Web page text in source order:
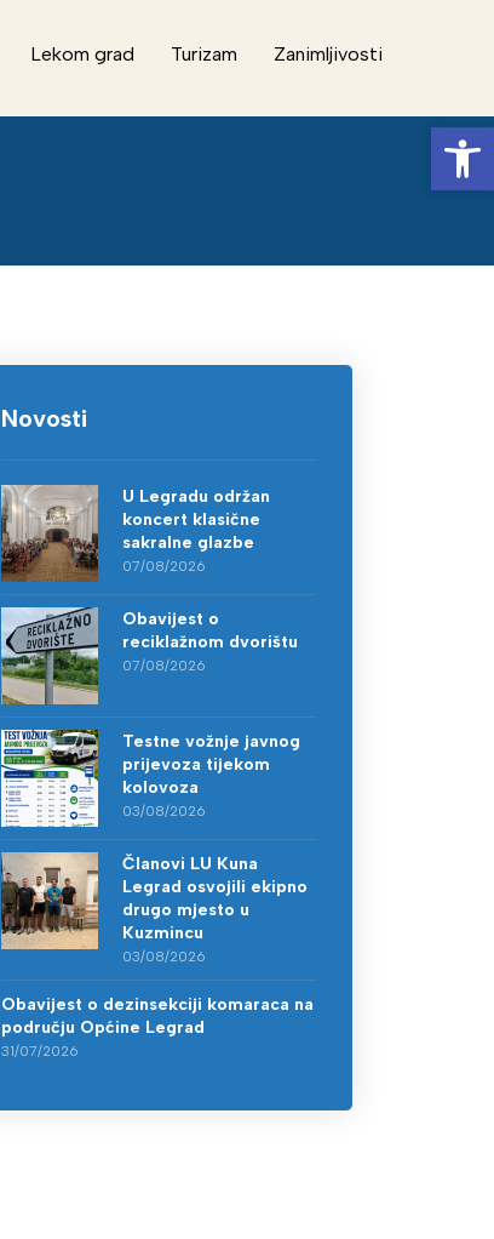
Lekom grad Turizam
Zanimljivosti
Novosti
U Legradu održan
koncert klasične
sakralne glazbe
07/08/2026
Obavijest o
reciklažnom dvorištu
07/08/2026
Testne vožnje javnog
prijevoza tijekom
kolovoza
03/08/2026
Članovi LU Kuna
Legrad osvojili ekipno
drugo mjesto u
Kuzmincu
03/08/2026
Obavijest o dezinsekciji komaraca na
području Općine Legrad
31/07/2026